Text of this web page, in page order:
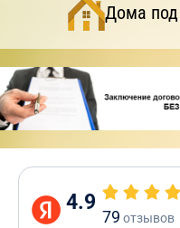
Дома
4.9
79 отзывов